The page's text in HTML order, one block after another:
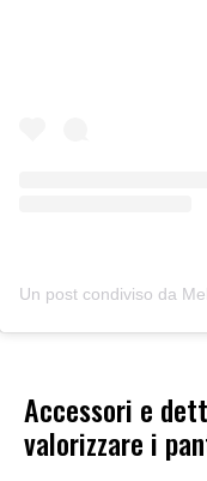
Accessori e
valorizzare i